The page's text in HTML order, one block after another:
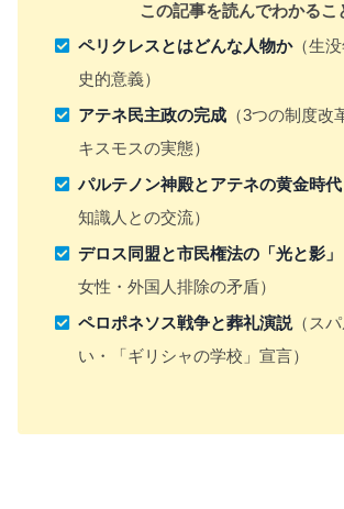
この記事を読んでわかるこ
ペリクレスとはどんな人物か（生
史的意義）
アテネ民主政の完成（3つの制度改
キスモスの実態）
パルテノン神殿とアテネの黄金時代
知識人との交流）
デロス同盟と市民権法の「光と影」
女性・外国人排除の矛盾）
ペロポネソス戦争と葬礼演説（ス
い・「ギリシャの学校」宣言）